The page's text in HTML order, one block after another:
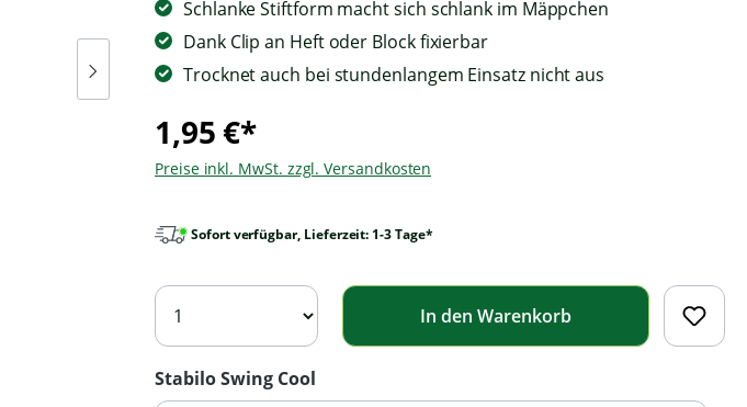
Schlanke Stiftform macht sich schlank im Mäppchen
Dank Clip an Heft oder Block fixierbar
Trocknet auch bei stundenlangem Einsatz nicht aus
1,95 €*
Preise inkl. MwSt. zzgl. Versandkosten
Sofort verfügbar, Lieferzeit: 1-3 Tage*
In den Warenkorb
Stabilo Swing Cool